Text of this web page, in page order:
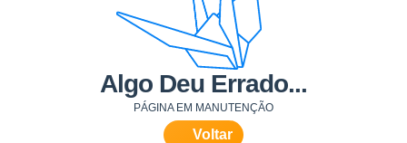
Algo Deu Errado...
PÁGINA EM MANUTENÇÃO
Voltar